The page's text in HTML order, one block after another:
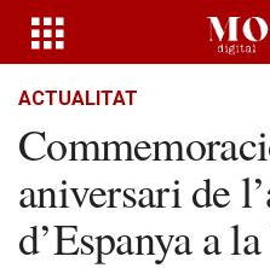
ACTUALITAT
aniversari de
d’Espanya a